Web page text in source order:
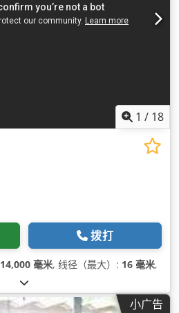
1 / 18
拨打
14,000 毫米, 线径（最大）: 16 毫米,
小广告